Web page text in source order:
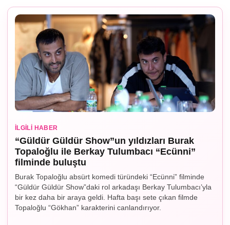
İLGILI HABER
“Güldür Güldür Show”un yıldızları Burak
Topaloğlu ile Berkay Tulumbacı “Ecünni”
filminde buluştu
Burak Topaloğlu absürt komedi türündeki “Ecünni” filminde
“Güldür Güldür Show”daki rol arkadaşı Berkay Tulumbacı’yla
bir kez daha bir araya geldi. Hafta başı sete çıkan filmde
Topaloğlu “Gökhan” karakterini canlandırıyor.